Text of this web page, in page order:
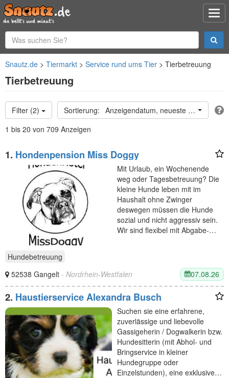
Snautz.de Tiermarkt Service rund ums Tier Tierbetreuung
Tierbetreuung
Filter (2)
Anzeigendatum, neueste oben
1 bis 20 von 709 Anzeigen
1. Hondenpension Miss Doggy
Mit Urlaub, ein Wochenende
weg oder Tagesbetreuung? Die
kleine Hunde leben mit im
Haushalt ohne Zwinger
deswegen müssen die Hunde
sozial und nicht aggressiv sein.
Wir sind flexibel mit Abgabe-…
Hundebetreuung
52538 Gangelt - Nordrhein-Westfalen 07.08.26
2. Haustierservice Alexandra Busch
Suchen sie eine erfahrene,
zuverlässige und liebevolle
Gassigeherin / Dogwalkerin bzw.
Hundesitterin (mit Abhol- und
Bringservice in kleiner
Hundegruppe oder
Einzelstunden), eine exklusive…